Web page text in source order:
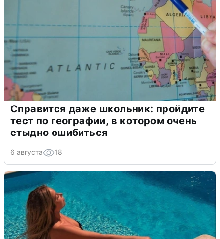
Справится даже школьник: пройдите
тест по географии, в котором очень
стыдно ошибиться
6 августа 18